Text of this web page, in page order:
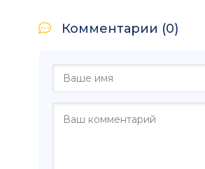
Комментарии (0)